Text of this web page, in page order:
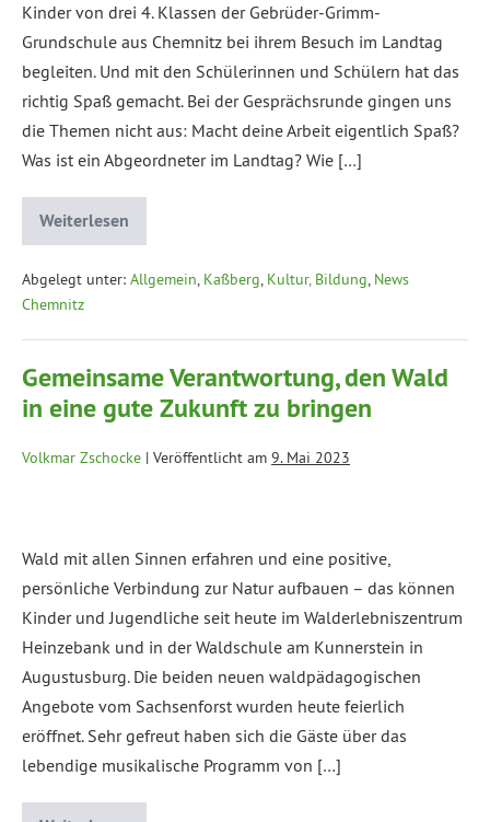
Kinder von drei 4. Klassen der Gebrüder-Grimm-
Grundschule aus Chemnitz bei ihrem Besuch im Landtag
begleiten. Und mit den Schülerinnen und Schülern hat das
richtig Spaß gemacht. Bei der Gesprächsrunde gingen uns
die Themen nicht aus: Macht deine Arbeit eigentlich Spaß?
Was ist ein Abgeordneter im Landtag? Wie […]
Weiterlesen
Abgelegt unter: Allgemein, Kaßberg, Kultur, Bildung, News
Chemnitz
Gemeinsame Verantwortung, den Wald
in eine gute Zukunft zu bringen
Volkmar Zschocke | Veröffentlicht am 9. Mai 2023
Wald mit allen Sinnen erfahren und eine positive,
persönliche Verbindung zur Natur aufbauen – das können
Kinder und Jugendliche seit heute im Walderlebniszentrum
Heinzebank und in der Waldschule am Kunnerstein in
Augustusburg. Die beiden neuen waldpädagogischen
Angebote vom Sachsenforst wurden heute feierlich
eröffnet. Sehr gefreut haben sich die Gäste über das
lebendige musikalische Programm von […]